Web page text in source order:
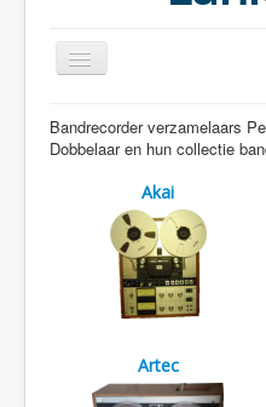
U bevindt zich hier: Start
Bandrecorder verzamelaars
Dobbelaar en hun collectie
Akai
Artec